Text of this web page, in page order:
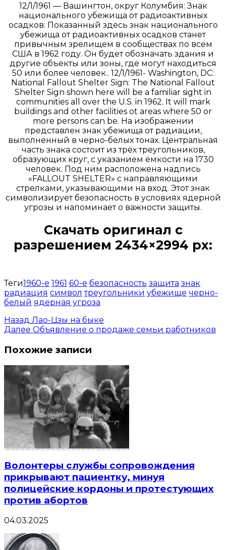
12/1/1961 — Вашингтон, округ Колумбия: Знак
национального убежища от радиоактивных
осадков: Показанный здесь знак национального
убежища от радиоактивных осадков станет
привычным зрелищем в сообществах по всем
США в 1962 году. Он будет обозначать здания и
другие объекты или зоны, где могут находиться
50 или более человек.. 12/1/1961- Washington, DC:
National Fallout Shelter Sign: The National Fallout
Shelter Sign shown here will be a familiar sight in
communities all over the U.S. in 1962. It will mark
buildings and other facilities ot areas where 50 or
more persons can be. На изображении
представлен знак убежища от радиации,
выполненный в черно-белых тонах. Центральная
часть знака состоит из трёх треугольников,
образующих круг, с указанием ёмкости на 1730
человек. Под ним расположена надпись
«FALLOUT SHELTER» с направляющими
стрелками, указывающими на вход. Этот знак
символизирует безопасность в условиях ядерной
угрозы и напоминает о важности защиты.
Скачать оригинал с
разрешением 2434×2994 px:
Теги1960-е 1961 60-е безопасность защита знак
радиация символ треугольники убежище черно-
белый ядерная угроза
Назад Лао-Цзы на быке
Далее Объявление о продаже семьи работников
Похожие записи
Волонтеры службы сопровождения
прикрывают пациентку, минуя
полицейские кордоны и протестующих
против абортов
04.03.2025